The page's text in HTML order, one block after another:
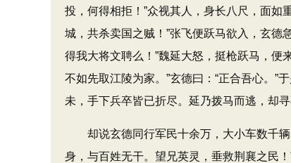
投，何得相拒！”众视其人，身长八尺，面如
城，共杀卖国之贼！”张飞便跃马欲入，玄德
得我大将文聘么！”魏延大怒，挺枪跃马，便
不如先取江陵为家。”玄德曰：“正合吾心。
未，手下兵卒皆已折尽。延乃拨马而逃，却
却说玄德同行军民十余万，大小车数千辆
身，与百姓无干。望兄英灵，垂救荆襄之民